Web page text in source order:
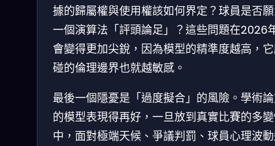
據的歸屬權與使用權該如何界定？球員是否
一個演算法「評頭論足」？這些問題在2026
會變得更加尖銳，因為模型的精準度越高，
碰的倫理邊界也就越敏感。
最後一個隱憂是「過度擬合」的風險。學術
的模型表現得再好，一旦放到真實比賽的多
中，面對極端天候、爭議判罰、球員心理波